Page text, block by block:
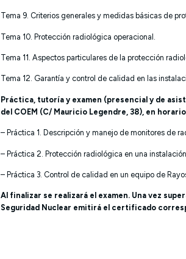
Tema 9. Criterios generales y medidas básicas de
Tema 10. Protección radiológica operacional.
Tema 11. Aspectos particulares de la protección
Tema 12. Garantía y control de calidad en las
Práctica, tutoría y examen (presencial y de
del COEM (C/ Mauricio Legendre, 38), en horario
– Práctica 1. Descripción y manejo de monitores de
– Práctica 2. Protección radiológica en una
– Práctica 3. Control de calidad en un equipo de
Al finalizar se realizará el examen. Una vez
Seguridad Nuclear emitirá el certificado